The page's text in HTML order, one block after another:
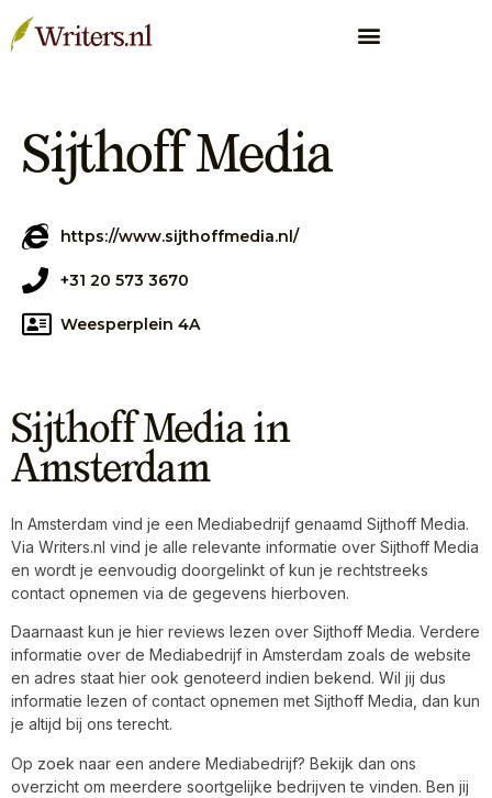
Sijthoff Media
https://www.sijthoffmedia.nl/
+31 20 573 3670
Weesperplein 4A
Sijthoff Media in
Amsterdam
In Amsterdam vind je een Mediabedrijf genaamd Sijthoff Media.
Via Writers.nl vind je alle relevante informatie over Sijthoff Media
en wordt je eenvoudig doorgelinkt of kun je rechtstreeks
contact opnemen via de gegevens hierboven.
Daarnaast kun je hier reviews lezen over Sijthoff Media. Verdere
informatie over de Mediabedrijf in Amsterdam zoals de website
en adres staat hier ook genoteerd indien bekend. Wil jij dus
informatie lezen of contact opnemen met Sijthoff Media, dan kun
je altijd bij ons terecht.
Op zoek naar een andere Mediabedrijf? Bekijk dan ons
overzicht om meerdere soortgelijke bedrijven te vinden. Ben jij